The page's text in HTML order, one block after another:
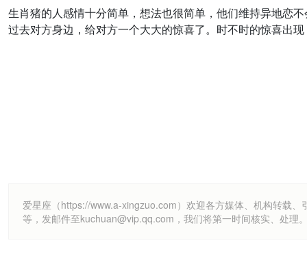
生肖猪的人感情十分简单，想法也很简单，他们维持异地恋
过去对方身边，给对方一个大大的惊喜了。时不时的惊喜出
爱星座（https://www.a-xingzuo.com）欢迎各方媒体、机构转载
等，发邮件至kuchuan@vip.qq.com，我们将第一时间核实、处理